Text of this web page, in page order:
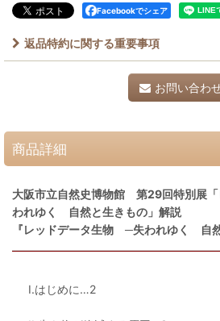
Facebookでシェア
返品特約に関する重要事項
お問い合わ
商品詳細
大阪市立自然史博物館 第29回特別展
われゆく 自然と生きもの」解説
『レッドデータ生物 ─失われゆく 自然
I.はじめに…2